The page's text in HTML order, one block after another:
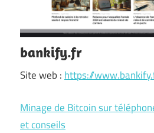
bankify.fr
Site web : https://
Minage de Bitcoin sur
et conseils